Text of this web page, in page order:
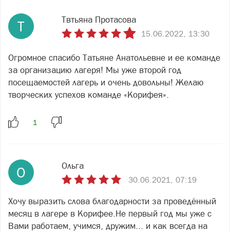
Т Твтьяна Протасова
15.06.2022, 13:30
Огромное спасибо Татьяне Анатольевне и ее команде
за организацию лагеря! Мы уже второй год
посещаемостей лагерь и очень довольны! Желаю
творческих успехов команде «Корифея».
О Ольга
30.06.2021, 07:19
Хочу выразить слова благодарности за проведённый
месяц в лагере в Корифее.Не первый год мы уже с
Вами работаем, учимся, дружим... и как всегда на